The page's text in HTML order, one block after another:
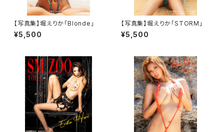
【写真集】堀えりか「Blonde」
¥5,500
【写真集】堀えりか「STORM」
¥5,500